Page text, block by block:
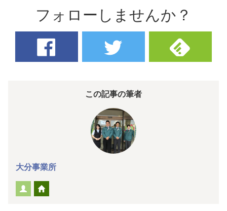
フォローしませんか？
この記事の筆者
大分事業所